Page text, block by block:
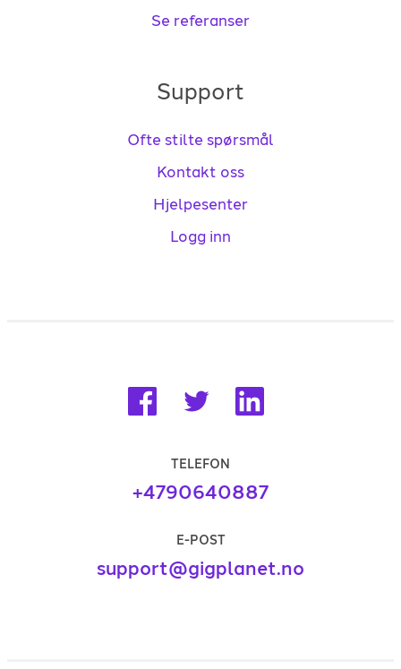
Se referanser
Support
Ofte stilte spørsmål
Kontakt oss
Hjelpesenter
Logg inn
TELEFON
+4790640887
E-POST
support@gigplanet.no